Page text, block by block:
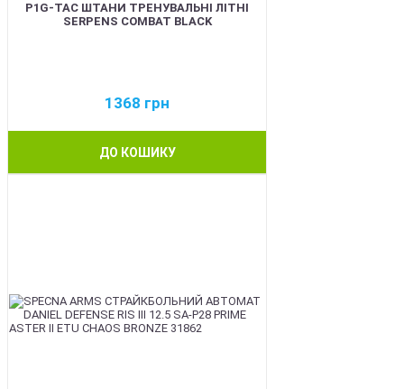
P1G-TAC ШТАНИ ТРЕНУВАЛЬНІ ЛІТНІ
SERPENS COMBAT BLACK
1368 грн
ДО КОШИКУ